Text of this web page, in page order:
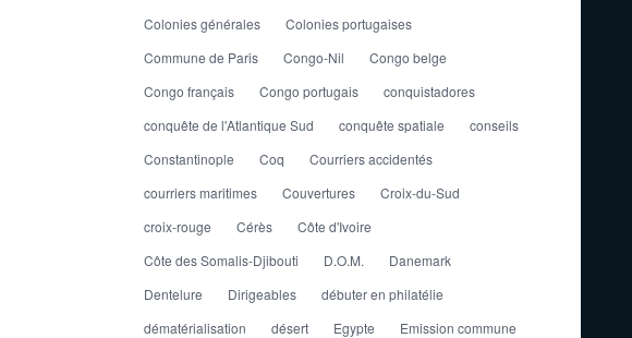
Colonies générales
Colonies portugaises
Commune de Paris
Congo-Nil
Congo belge
Congo français
Congo portugais
conquistadores
conquête de l'Atlantique Sud
conquête spatiale
conseils
Constantinople
Coq
Courriers accidentés
courriers maritimes
Couvertures
Croix-du-Sud
croix-rouge
Cérès
Côte d'Ivoire
Côte des Somalis-Djibouti
D.O.M.
Danemark
Dentelure
Dirigeables
débuter en philatélie
dématérialisation
désert Egypte
Emission commune